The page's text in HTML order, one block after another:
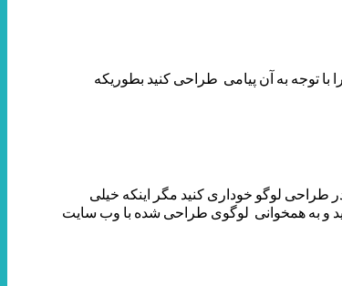
توجه به آن پیامی طراحی کنید بطوریکه
طراحی لوگو خوداری کنید مگر اینکه خیلی
سایت دقت کنید و به همخوانی لوگوی طراحی شده با وب سایت